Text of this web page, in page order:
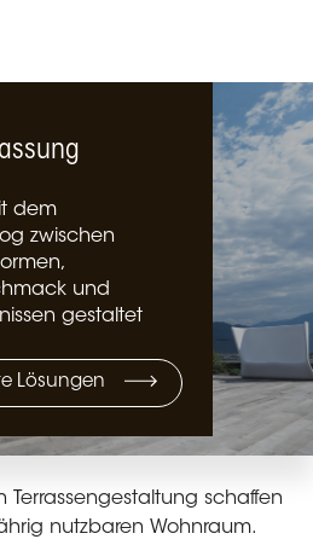
dem
zwischen
und
gestaltet
Lösungen
schaffen
nutzbaren Wohnraum.